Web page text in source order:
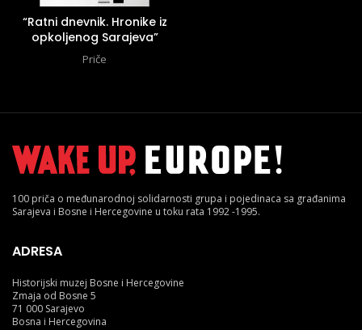
“Ratni dnevnik. Hronike iz
opkoljenog Sarajeva”
Priče
100 priča o međunarodnoj solidarnosti grupa i pojedinaca sa građanima
Sarajeva i Bosne i Hercegovine u toku rata 1992 -1995.
ADRESA
Historijski muzej Bosne i Hercegovine
Zmaja od Bosne 5
71 000 Sarajevo
Bosna i Hercegovina